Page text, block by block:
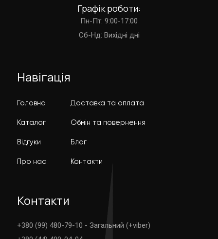
Графік роботи:
Пн-Пт: 9:00-17:00
Cб-Нд: Вихідні дні
Навігація
Головна
Каталог
Відгуки
Про нас
Доставка та оплата
Обмін та повернення
Блог
Контакти
Контакти
+380 (99) 480-79-10 - Загальний (+viber)